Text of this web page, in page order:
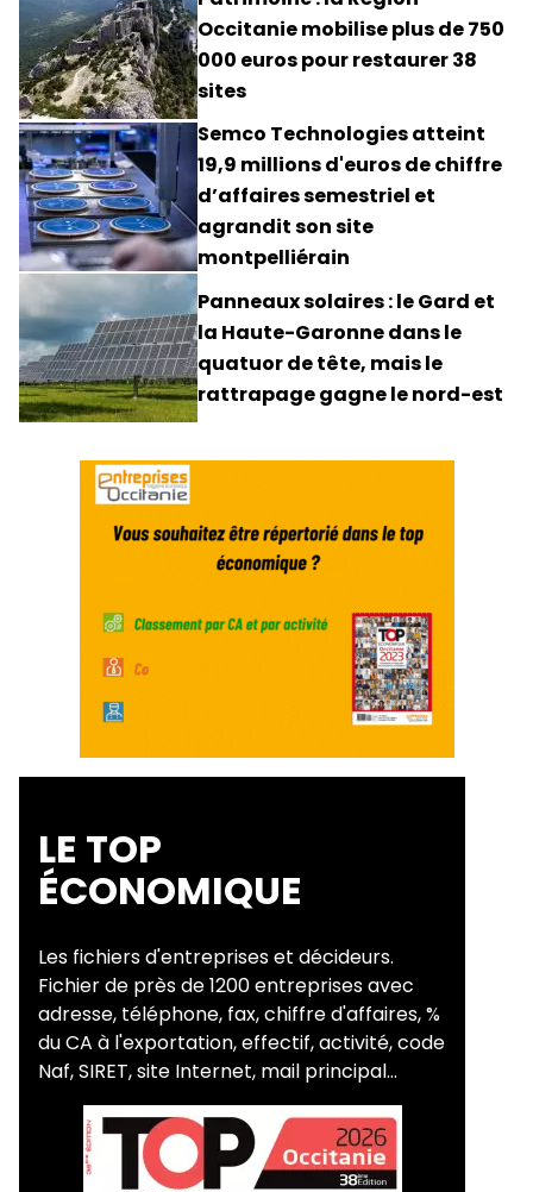
Occitanie mobilise plus de 750
000 euros pour restaurer 38
sites
Semco Technologies atteint
19,9 millions d'euros de chiffre
d’affaires semestriel et
agrandit son site
montpelliérain
Panneaux solaires : le Gard et
la Haute-Garonne dans le
quatuor de tête, mais le
rattrapage gagne le nord-est
LE TOP
ÉCONOMIQUE
Les fichiers d'entreprises et décideurs.
Fichier de près de 1200 entreprises avec
adresse, téléphone, fax, chiffre d'affaires, %
du CA à l'exportation, effectif, activité, code
Naf, SIRET, site Internet, mail principal...